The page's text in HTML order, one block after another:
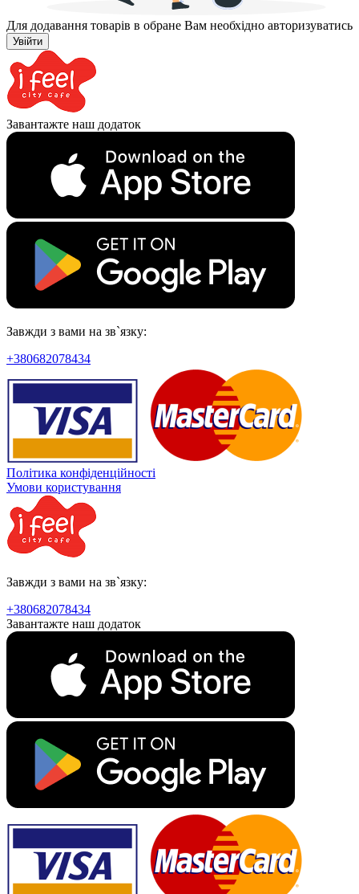
Для додавання товарів в обране Вам необхідно авторизуватись
Увійти
Завантажте наш додаток
Завжди з вами на зв`язку:
+380682078434
Політика конфіденційності
Умови користування
Завжди з вами на зв`язку:
+380682078434
Завантажте наш додаток